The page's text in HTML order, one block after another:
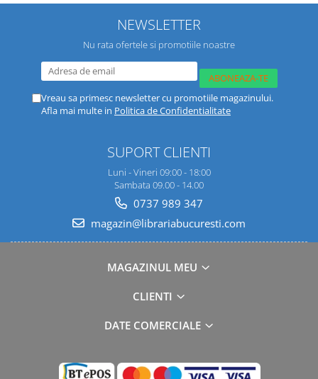
NEWSLETTER
Nu rata ofertele si promotiile noastre
Vreau sa primesc newsletter cu promotiile magazinului.
Afla mai multe in Politica de Confidentialitate
SUPORT CLIENTI
Luni - Vineri 09:00 - 18:00
Sambata 09.00 - 14.00
0737 989 347
magazin@librariabucuresti.com
MAGAZINUL MEU
CLIENTI
DATE COMERCIALE